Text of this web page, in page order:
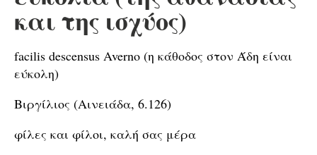
και της ισχύος)
facilis descensus Averno (η κάθοδος στον Άδη είναι
εύκολη)
Βιργίλιος (Αινειάδα, 6.126)
φίλες και φίλοι, καλή σας μέρα